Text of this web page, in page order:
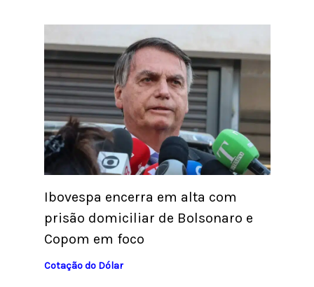
Ibovespa encerra em alta com
prisão domiciliar de Bolsonaro e
Copom em foco
Cotação do Dólar